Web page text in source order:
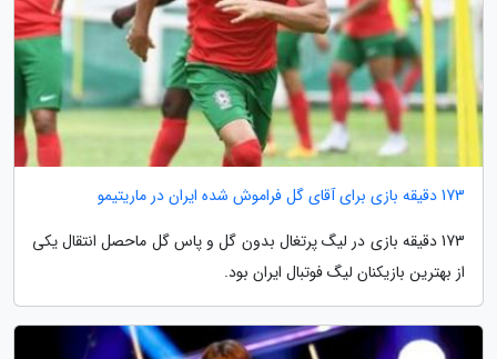
173 دقیقه بازی برای آقای گل فراموش شده ایران در ماریتیمو
173 دقیقه بازی در لیگ پرتغال بدون گل و پاس گل ماحصل انتقال یکی
از بهترین بازیکنان لیگ فوتبال ایران بود.